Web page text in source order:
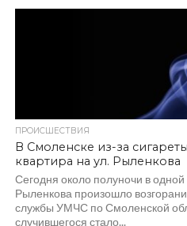
ПРОИСШЕСТВИЯ
В Смоленске из-за
квартира на ул. Рыленкова
Сегодня около полуночи в одной
Рыленкова произошло
службы УМЧС по Смоленской
случившегося стало...